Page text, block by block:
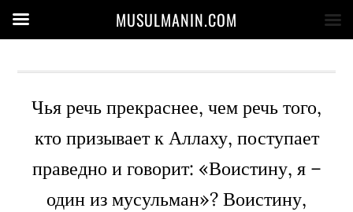
Чья речь прекраснее, чем речь того,
кто призывает к Аллаху, поступает
праведно и говорит: «Воистину, я –
один из мусульман»? Воистину,
MUSULMANIN.COM